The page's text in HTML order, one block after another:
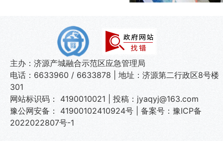
主办：济源产城融合示范区应急管理局
电话：6633960 / 6633878 | 地址：济源第二行政区8号楼
301
网站标识码： 4190010021 | 投稿：jyaqyj@163.com
豫公网安备： 41900102410924号
备案号：豫ICP备
2022022807号-1